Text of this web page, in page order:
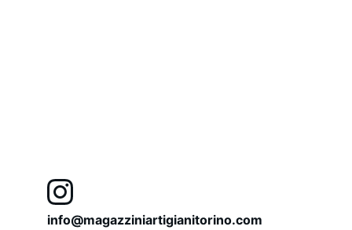
info@magazziniartigianitorino.com